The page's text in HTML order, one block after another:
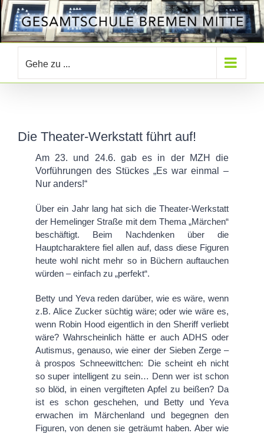
Zum
Inhalt
springen
Gehe zu ...
Die Theater-Werkstatt führt auf!
Am 23. und 24.6. gab es in der MZH die
Vorführungen des Stückes „Es war einmal –
Nur anders!“
Über ein Jahr lang hat sich die Theater-Werkstatt
der Hemelinger Straße mit dem Thema „Märchen“
beschäftigt. Beim Nachdenken über die
Hauptcharaktere fiel allen auf, dass diese Figuren
heute wohl nicht mehr so in Büchern auftauchen
würden – einfach zu „perfekt“.
Betty und Yeva reden darüber, wie es wäre, wenn
z.B. Alice Zucker süchtig wäre; oder wie wäre es,
wenn Robin Hood eigentlich in den Sheriff verliebt
wäre? Wahrscheinlich hätte er auch ADHS oder
Autismus, genauso, wie einer der Sieben Zerge –
à prospos Schneewittchen: Die scheint eh nicht
so super intelligent zu sein… Denn wer ist schon
so blöd, in einen vergifteten Apfel zu beißen? Da
ist es schon geschehen, und Betty und Yeva
erwachen im Märchenland und begegnen den
Figuren, von denen sie geträumt haben. Aber wie